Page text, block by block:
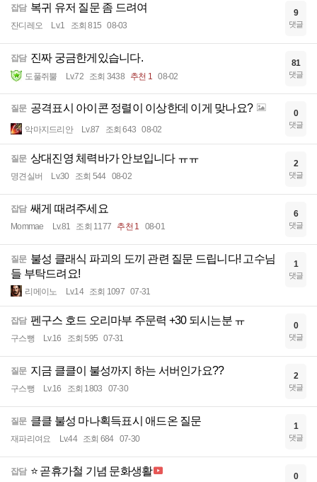
잡담 복귀 유저 질문 좀 드려여
잔디레오 Lv.1 조회 815 08-03
9
댓글
잡담 진짜 궁금한게있습니다.
도풀쥐뿔 Lv.72 조회 3438 추천 1 08-02
81
댓글
질문 공격표시 아이콘 정렬이 이상한데 이게 맞나요?
악마지드리안 Lv.87 조회 643 08-02
0
댓글
질문 상대진영 체력바가 안보입니다 ㅠㅠ
명견실버 Lv.30 조회 544 08-02
2
댓글
잡담 쌔게 때려주세요
Mommae Lv.81 조회 1177 추천 1 08-01
6
댓글
질문 불성 클래식 파괴의 도끼 관련 질문 드립니다! 고수님
들 부탁드려요!
리메이노 Lv.14 조회 1097 07-31
1
댓글
잡담 펜구스 호드 오리마부 주문력 +30 되시는분 ㅠ
구스뻥 Lv.16 조회 595 07-31
0
댓글
질문 지금 클클이 불성까지 하는 서버인가요??
구스뻥 Lv.16 조회 1803 07-30
2
댓글
질문 클클 불성 마나획득표시 애드온 질문
재파리여요 Lv.44 조회 684 07-30
1
댓글
잡담 ⭐ 곧휴가철 기념 문화생활 0